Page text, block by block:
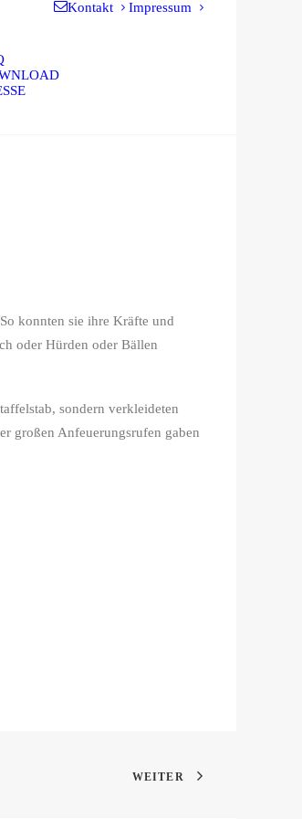
Kontakt
Impressum
konnten sie ihre Kräfte und
oder Hürden oder Bällen
sondern verkleideten
großen Anfeuerungsrufen gaben
WEITER